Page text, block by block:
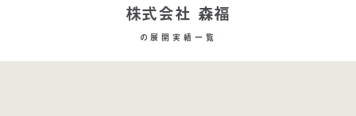
株式会社 森福
の展開実績一覧